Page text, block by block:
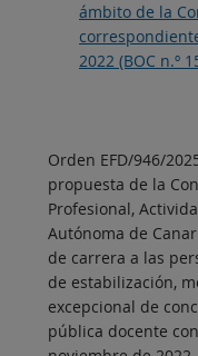
ámbito de la
2022 (BOC n.º
Orden EFD/946/
propuesta de la
Profesional,
Autónoma de
de carrera a las
de estabilización,
excepcional de
pública docente